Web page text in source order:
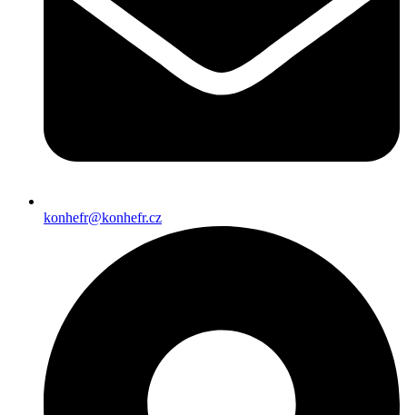
konhefr@konhefr.cz